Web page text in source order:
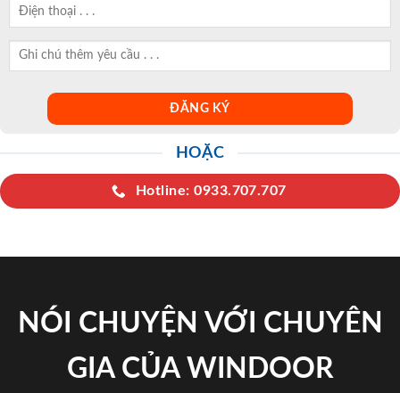
HOẶC
Hotline: 0933.707.707
NÓI CHUYỆN VỚI CHUYÊN
GIA CỦA WINDOOR